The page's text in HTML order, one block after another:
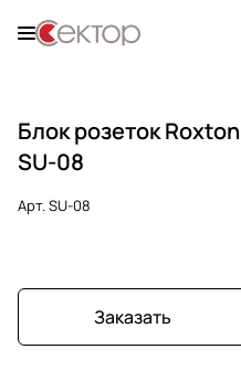
Блок розеток Roxton
SU-08
Арт.SU-08
Заказать